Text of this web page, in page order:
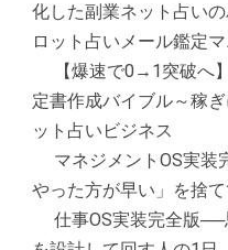
化した副業ネット占い
ロット占いメール鑑定
【爆速で0→1突破へ
定書作成バイブル～稼
ット占いビジネス
マネジメントOS実
やった方が早い」を捨
仕事OS実装完全版